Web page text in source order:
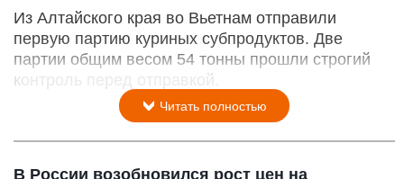
Из Алтайского края во Вьетнам отправили
первую партию куриных субпродуктов. Две
партии общим весом 54 тонны прошли строгий
контроль перед отправкой.
Читать полностью
В России возобновился рост цен на